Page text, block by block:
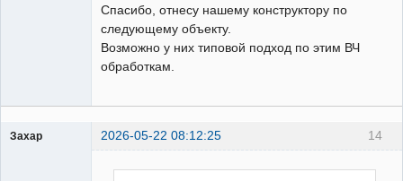
Спасибо, отнесу нашему конструктору по
следующему объекту.
Возможно у них типовой подход по этим ВЧ
обработкам.
14
Захар 2026-05-22 08:12:25